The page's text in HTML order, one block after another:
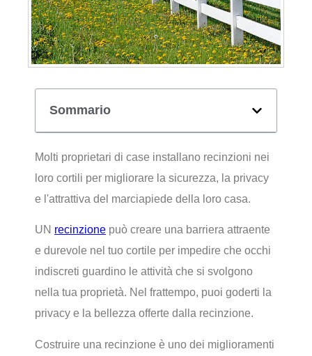
Sommario
Molti proprietari di case installano recinzioni nei
loro cortili per migliorare la sicurezza, la privacy
e l'attrattiva del marciapiede della loro casa.
UN recinzione può creare una barriera attraente
e durevole nel tuo cortile per impedire che occhi
indiscreti guardino le attività che si svolgono
nella tua proprietà. Nel frattempo, puoi goderti la
privacy e la bellezza offerte dalla recinzione.
Costruire una recinzione è uno dei miglioramenti